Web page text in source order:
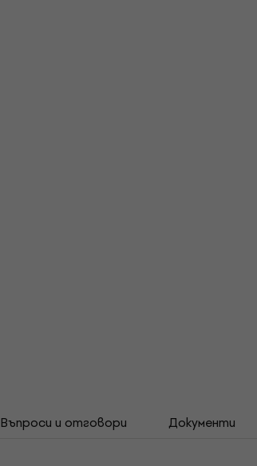
Въпроси и отговори Документи